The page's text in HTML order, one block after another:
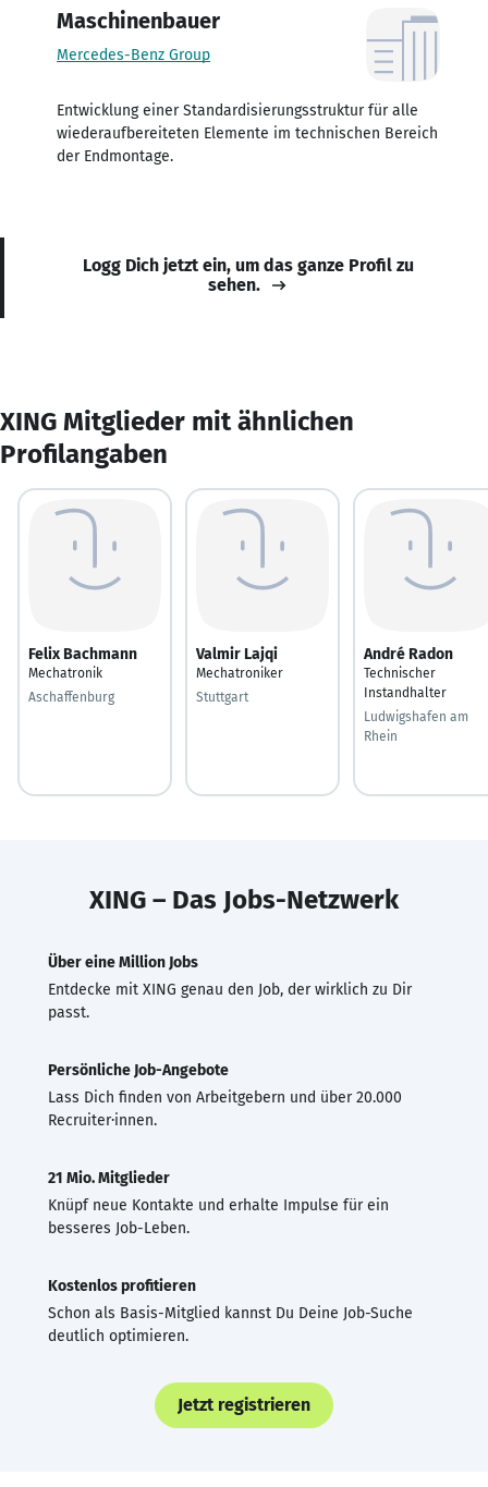
Maschinenbauer
Mercedes-Benz Group
Entwicklung einer Standardisierungsstruktur für alle
wiederaufbereiteten Elemente im technischen Bereich
der Endmontage.
Logg Dich jetzt ein, um das ganze Profil zu
sehen.
XING Mitglieder mit ähnlichen
Profilangaben
Felix Bachmann
Mechatronik
Aschaffenburg
Valmir Lajqi
Mechatroniker
Stuttgart
André Radon
Technischer
Instandhalter
Ludwigshafen am
Rhein
XING – Das Jobs-Netzwerk
Über eine Million Jobs
Entdecke mit XING genau den Job, der wirklich zu Dir
passt.
Persönliche Job-Angebote
Lass Dich finden von Arbeitgebern und über 20.000
Recruiter·innen.
21 Mio. Mitglieder
Knüpf neue Kontakte und erhalte Impulse für ein
besseres Job-Leben.
Kostenlos profitieren
Schon als Basis-Mitglied kannst Du Deine Job-Suche
deutlich optimieren.
Jetzt registrieren